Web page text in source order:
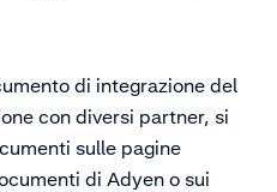
di integrazione del
con diversi partner, si
sulle pagine
di Adyen o sui